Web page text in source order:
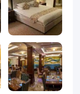
کلاسیک و خدمات
خود رقم می‌زند.
جزیره کیش به‌تدریج
می‌شد. این هتل با
امکانات آن ارتقا